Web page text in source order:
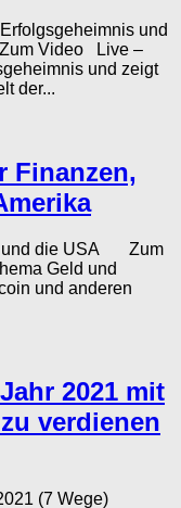
und
Video Live –
und zeigt
der...
Finanzen,
und die USA Zum
Geld und
und anderen
2021 mit
verdienen
(7 Wege)